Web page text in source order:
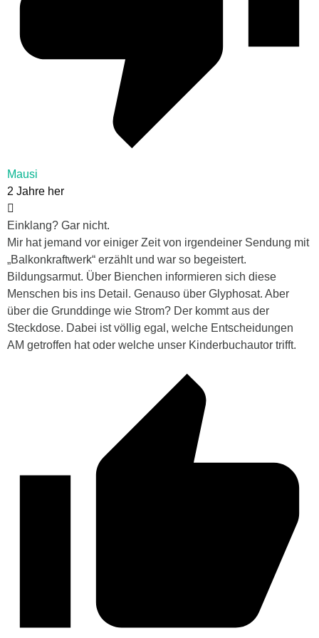
Mausi
2 Jahre her
Einklang? Gar nicht.
Mir hat jemand vor einiger Zeit von irgendeiner Sendung mit
„Balkonkraftwerk“ erzählt und war so begeistert.
Bildungsarmut. Über Bienchen informieren sich diese
Menschen bis ins Detail. Genauso über Glyphosat. Aber
über die Grunddinge wie Strom? Der kommt aus der
Steckdose. Dabei ist völlig egal, welche Entscheidungen
AM getroffen hat oder welche unser Kinderbuchautor trifft.